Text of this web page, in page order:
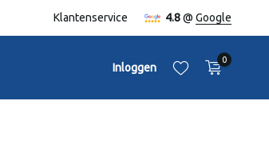
Klantenservice 4.8@ Google
Inloggen
0